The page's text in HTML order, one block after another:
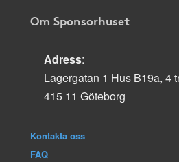
Om Sponsorhuset
Adress:
Lagergatan 1 Hus B19a, 4
415 11 Göteborg
Kontakta oss
FAQ